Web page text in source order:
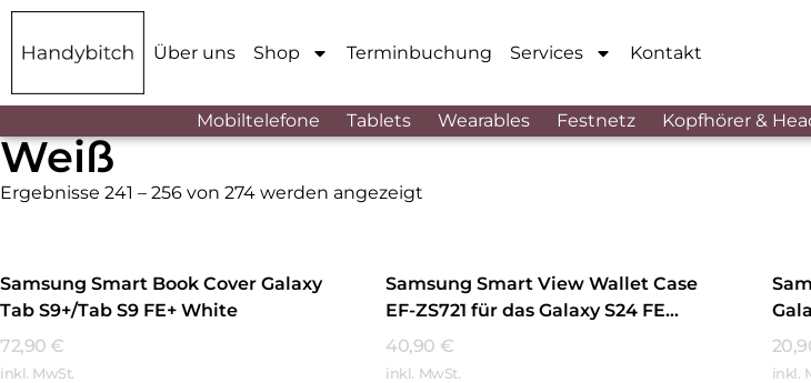
Über uns Shop Terminbuchung Services Kontakt
Mobiltelefone Tablets Wearables Festnetz Kopfhörer &
Weiß
Ergebnisse 241 – 256 von 274 werden angezeigt
Samsung Smart Book Cover Galaxy
Tab S9+/Tab S9 FE+ White
72,90 €
inkl. MwSt.
Samsung Smart View Wallet Case
EF-ZS721 für das Galaxy S24 FE
White
40,90 €
inkl. MwSt. inkl.